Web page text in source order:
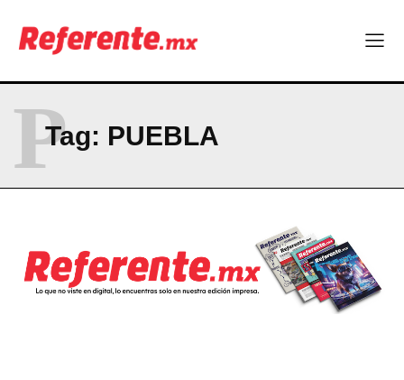
Company
CONTACT
PRIVACY POLICY
NEWSLETTER
Tag: PUEBLA
P